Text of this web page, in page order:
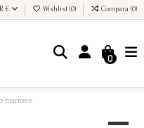
€ Wishlist (0) Compara (0)
0
marrone